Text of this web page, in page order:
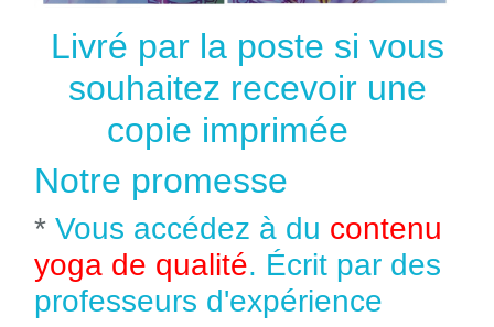
Livré par la poste si vous
souhaitez recevoir une
copie imprimée
Notre promesse
* Vous accédez à du contenu
yoga de qualité. Écrit par des
professeurs d'expérience